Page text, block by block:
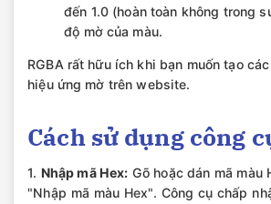
đến 1.0 (hoàn toàn không trong
độ mờ của màu.
RGBA rất hữu ích khi bạn muốn tạo
hiệu ứng mờ trên website.
Cách sử dụng công
1. Nhập mã Hex: Gõ hoặc dán mã màu
"Nhập mã màu Hex". Công cụ chấp